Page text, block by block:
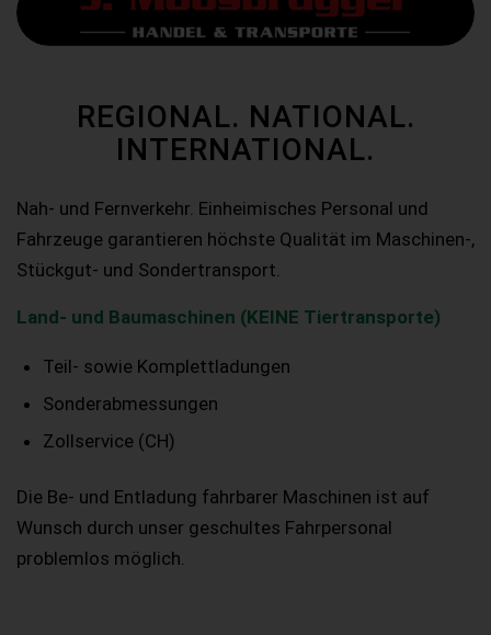
REGIONAL. NATIONAL.
INTERNATIONAL.
Nah- und Fernverkehr. Einheimisches Personal und
Fahrzeuge garantieren höchste Qualität im Maschinen-,
Stückgut- und Sondertransport.
Land- und Baumaschinen (KEINE Tiertransporte)
Teil- sowie Komplettladungen
Sonderabmessungen
Zollservice (CH)
Die Be- und Entladung fahrbarer Maschinen ist auf
Wunsch durch unser geschultes Fahrpersonal
problemlos möglich.